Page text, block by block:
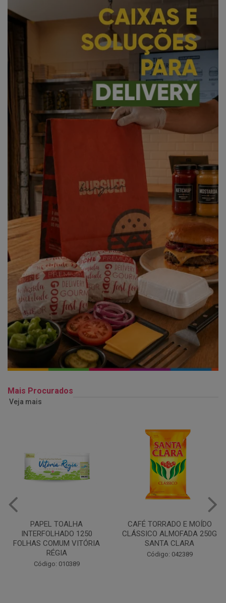
Mais Procurados
Veja mais
CAFÉ TORRADO E MOÍDO
CLÁSSICO ALMOFADA 250G
SANTA CLARA
Código: 042389
Copo Plástico Branco 180ml
Pacote c/100 - Cristalcopo
Código: 031413